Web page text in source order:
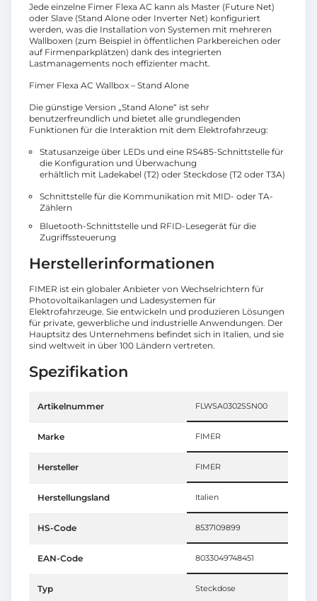
Jede einzelne Fimer Flexa AC kann als Master (Future Net)
oder Slave (Stand Alone oder Inverter Net) konfiguriert
werden, was die Installation von Systemen mit mehreren
Wallboxen (zum Beispiel in öffentlichen Parkbereichen oder
auf Firmenparkplätzen) dank des integrierten
Lastmanagements noch effizienter macht.
Fimer Flexa AC Wallbox – Stand Alone
Die günstige Version „Stand Alone“ ist sehr
benutzerfreundlich und bietet alle grundlegenden
Funktionen für die Interaktion mit dem Elektrofahrzeug:
Statusanzeige über LEDs und eine RS485-Schnittstelle für
die Konfiguration und Überwachung
erhältlich mit Ladekabel (T2) oder Steckdose (T2 oder T3A)
Schnittstelle für die Kommunikation mit MID- oder TA-
Zählern
Bluetooth-Schnittstelle und RFID-Lesegerät für die
Zugriffssteuerung
Herstellerinformationen
FIMER ist ein globaler Anbieter von Wechselrichtern für
Photovoltaikanlagen und Ladesystemen für
Elektrofahrzeuge. Sie entwickeln und produzieren Lösungen
für private, gewerbliche und industrielle Anwendungen. Der
Hauptsitz des Unternehmens befindet sich in Italien, und sie
sind weltweit in über 100 Ländern vertreten.
Spezifikation
Artikelnummer FLWSA0302SSN00
Marke FIMER
Hersteller FIMER
Herstellungsland Italien
HS-Code 8537109899
EAN-Code 8033049748451
Typ Steckdose